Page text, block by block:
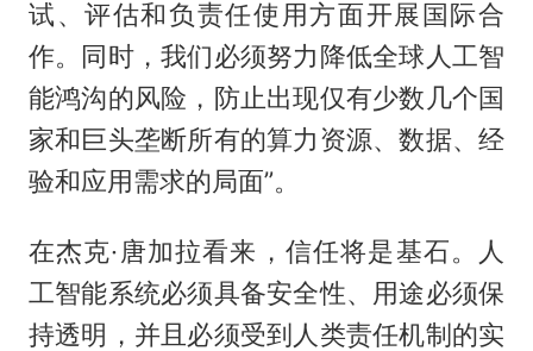
试、评估和负责任使用方面开展国际合
作。同时，我们必须努力降低全球人工智
能鸿沟的风险，防止出现仅有少数几个国
家和巨头垄断所有的算力资源、数据、经
验和应用需求的局面”。
在杰克·唐加拉看来，信任将是基石。人
工智能系统必须具备安全性、用途必须保
持透明，并且必须受到人类责任机制的实